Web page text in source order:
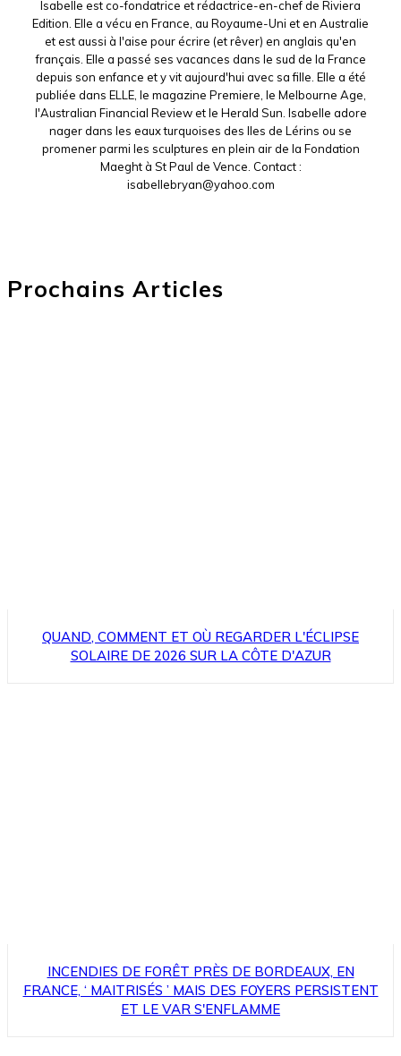
Isabelle est co-fondatrice et rédactrice-en-chef de Riviera
Edition. Elle a vécu en France, au Royaume-Uni et en Australie
et est aussi à l'aise pour écrire (et rêver) en anglais qu'en
français. Elle a passé ses vacances dans le sud de la France
depuis son enfance et y vit aujourd'hui avec sa fille. Elle a été
publiée dans ELLE, le magazine Premiere, le Melbourne Age,
l'Australian Financial Review et le Herald Sun. Isabelle adore
nager dans les eaux turquoises des Iles de Lérins ou se
promener parmi les sculptures en plein air de la Fondation
Maeght à St Paul de Vence. Contact :
isabellebryan@yahoo.com
Prochains Articles
QUAND, COMMENT ET OÙ REGARDER L'ÉCLIPSE
SOLAIRE DE 2026 SUR LA CÔTE D'AZUR
INCENDIES DE FORÊT PRÈS DE BORDEAUX, EN
FRANCE, ‘ MAITRISÉS ’ MAIS DES FOYERS PERSISTENT
ET LE VAR S'ENFLAMME